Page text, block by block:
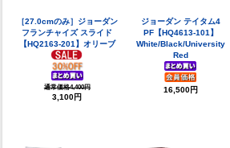
［27.0cmのみ］ジョーダン
フランチャイズ スライド
【HQ2163-201】オリーブ
通常価格4,400円
3,100円
ジョーダン テイタム4
PF【HQ4613-101】
White/Black/University
Red
16,500円